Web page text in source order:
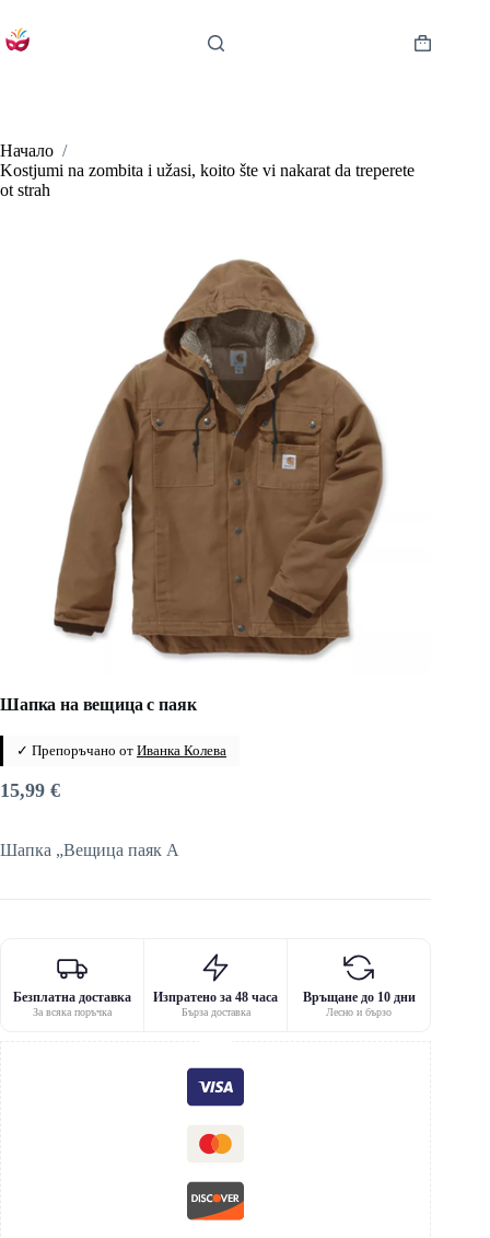
to
content
Shopping
Начало /
Kostjumi na zombita i užasi, koito šte vi nakarat da treperete
ot strah
Шапка на вещица с паяк
✓ Препоръчано от Иванка Колева
15,99 €
Шапка „Вещица паяк А
Безплатна доставка
За всяка поръчка
Изпратено за 48 часа
Бърза доставка
Връщане до 10 дни
Лесно и бързо